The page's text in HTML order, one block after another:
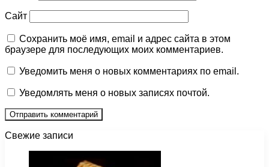
Сайт
Сохранить моё имя, email и адрес сайта в этом
браузере для последующих моих комментариев.
Уведомить меня о новых комментариях по email.
Уведомлять меня о новых записях почтой.
Свежие записи